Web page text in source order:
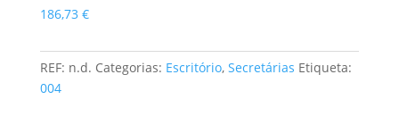
186,73 €
REF: n.d. Categorias: Escritório, Secretárias Etiqueta:
004